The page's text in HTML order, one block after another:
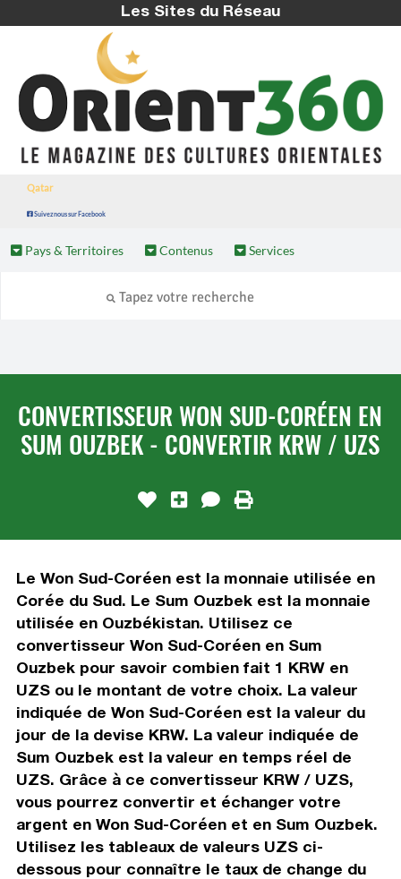
Les Sites du Réseau
Qatar
Suivez nous sur Facebook
Pays & Territoires Contenus Services
CONVERTISSEUR WON SUD-CORÉEN EN
SUM OUZBEK - CONVERTIR KRW / UZS
Le Won Sud-Coréen est la monnaie utilisée en
Corée du Sud. Le Sum Ouzbek est la monnaie
utilisée en Ouzbékistan. Utilisez ce
convertisseur Won Sud-Coréen en Sum
Ouzbek pour savoir combien fait 1 KRW en
UZS ou le montant de votre choix. La valeur
indiquée de Won Sud-Coréen est la valeur du
jour de la devise KRW. La valeur indiquée de
Sum Ouzbek est la valeur en temps réel de
UZS. Grâce à ce convertisseur KRW / UZS,
vous pourrez convertir et échanger votre
argent en Won Sud-Coréen et en Sum Ouzbek.
Utilisez les tableaux de valeurs UZS ci-
dessous pour connaître le taux de change du